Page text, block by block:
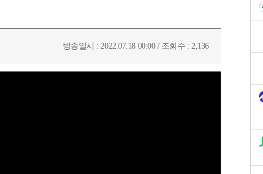
방송일시 : 2022.07.18 00:00 / 조회수 : 2,136